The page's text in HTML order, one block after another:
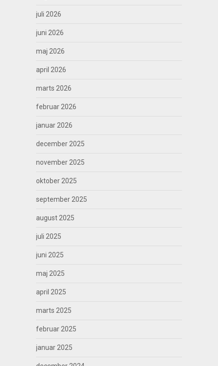
juli 2026
juni 2026
maj 2026
april 2026
marts 2026
februar 2026
januar 2026
december 2025
november 2025
oktober 2025
september 2025
august 2025
juli 2025
juni 2025
maj 2025
april 2025
marts 2025
februar 2025
januar 2025